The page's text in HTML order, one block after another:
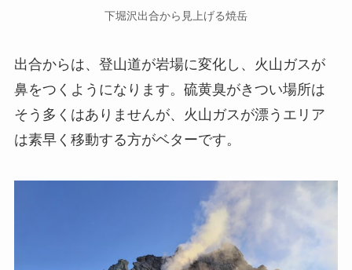
下堀沢出合から見上げる焼岳
出合からは、登山道が岩場に変化し、火山ガスが
鼻をつくようになります。硫黄臭がきつい場所は
そう多くはありませんが、火山ガスが漂うエリア
は素早く移動する方がベターです。